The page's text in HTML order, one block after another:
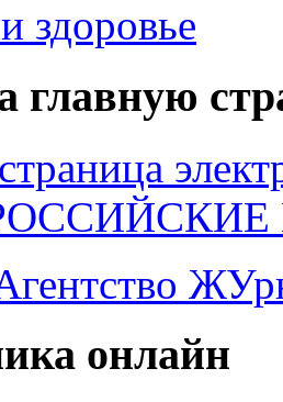
здоровье
главную
онлайн